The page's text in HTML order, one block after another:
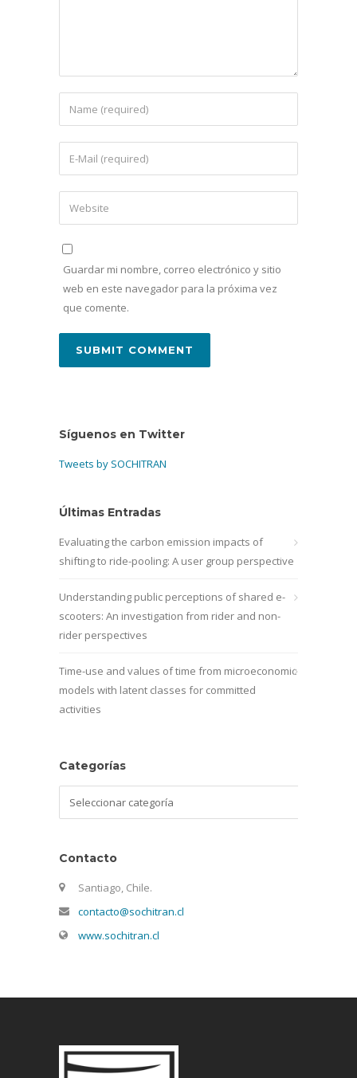
Guardar mi nombre, correo electrónico y sitio
web en este navegador para la próxima vez
que comente.
Síguenos en Twitter
Tweets by SOCHITRAN
Últimas Entradas
Evaluating the carbon emission impacts of
shifting to ride-pooling: A user group perspective
Understanding public perceptions of shared e-
scooters: An investigation from rider and non-
rider perspectives
Time-use and values of time from microeconomic
models with latent classes for committed
activities
Categorías
Contacto
Santiago, Chile.
contacto@sochitran.cl
www.sochitran.cl